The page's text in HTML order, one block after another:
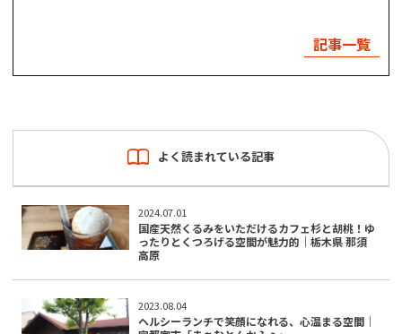
記事一覧
よく読まれている記事
2024.07.01
国産天然くるみをいただけるカフェ杉と胡桃！ゆ
ったりとくつろげる空間が魅力的｜栃木県 那須
高原
2023.08.04
ヘルシーランチで笑顔になれる、心温まる空間｜